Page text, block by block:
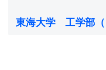
東海大学 工学部（